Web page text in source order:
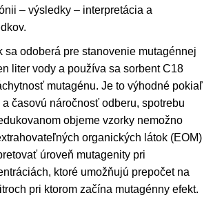
– výsledky – interpretácia a
sa odoberá pre stanovenie mutagénnej
liter vody a používa sa sorbent C18
mutagénu. Je to výhodné pokiaľ
časovú náročnosť odberu, spotrebu
objeme vzorky nemožno
organických látok (EOM)
úroveň mutagenity pri
ktoré umožňujú prepočet na
pri ktorom začína mutagénny efekt.